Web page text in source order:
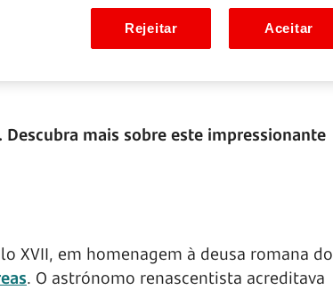
mais sobre este impressionante
XVII, em homenagem à deusa romana do
. O astrónomo renascentista acreditava
Rejeitar Aceitar